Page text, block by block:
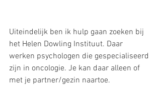
Uiteindelijk ben ik hulp gaan zoeken bij
het Helen Dowling Instituut. Daar
werken psychologen die gespecialiseerd
zijn in oncologie. Je kan daar alleen of
met je partner/gezin naartoe.